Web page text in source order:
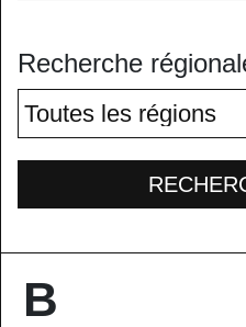
Recherche
B